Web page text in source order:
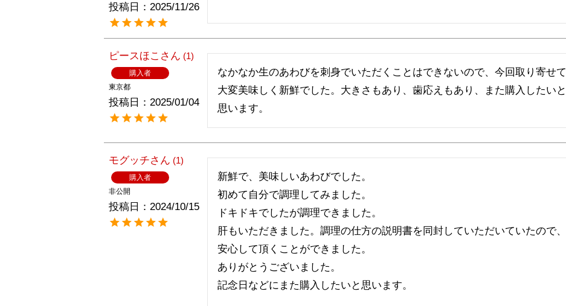
投稿日 2025/11/26
ピースほこ 1
購入者
東京都
投稿日 2025/01/04
なかなか生のあわびを刺身でいただくことはできないので、今回取り寄せて
大変美味しく新鮮でした。大きさもあり、歯応えもあり、また購入したいと
思います。
モグッチ 1
購入者
非公開
投稿日 2024/10/15
新鮮で、美味しいあわびでした。
初めて自分で調理してみました。
ドキドキでしたが調理できました。
肝もいただきました。調理の仕方の説明書を同封していただいていたので、
安心して頂くことができました。
ありがとうございました。
記念日などにまた購入したいと思います。